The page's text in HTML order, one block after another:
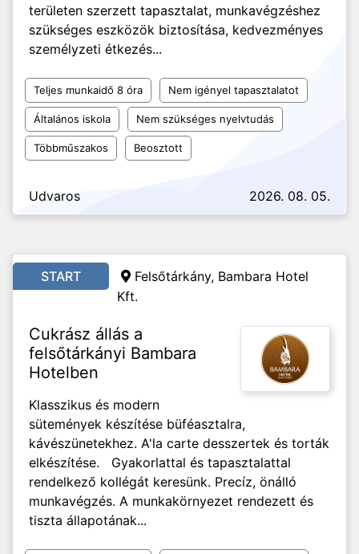
területen szerzett tapasztalat, munkavégzéshez
szükséges eszközök biztosítása, kedvezményes
személyzeti étkezés...
Teljes munkaidő 8 óra Nem igényel tapasztalatot
Általános iskola Nem szükséges nyelvtudás
Többműszakos Beosztott
Udvaros 2026. 08. 05.
START
Felsőtárkány, Bambara Hotel
Kft.
Cukrász állás a
felsőtárkányi Bambara
Hotelben
Klasszikus és modern
sütemények készítése büféasztalra,
kávészünetekhez. A'la carte desszertek és torták
elkészítése. Gyakorlattal és tapasztalattal
rendelkező kollégát keresünk. Precíz, önálló
munkavégzés. A munkakörnyezet rendezett és
tiszta állapotának...